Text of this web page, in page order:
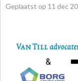
Geplaatst op 11 dec